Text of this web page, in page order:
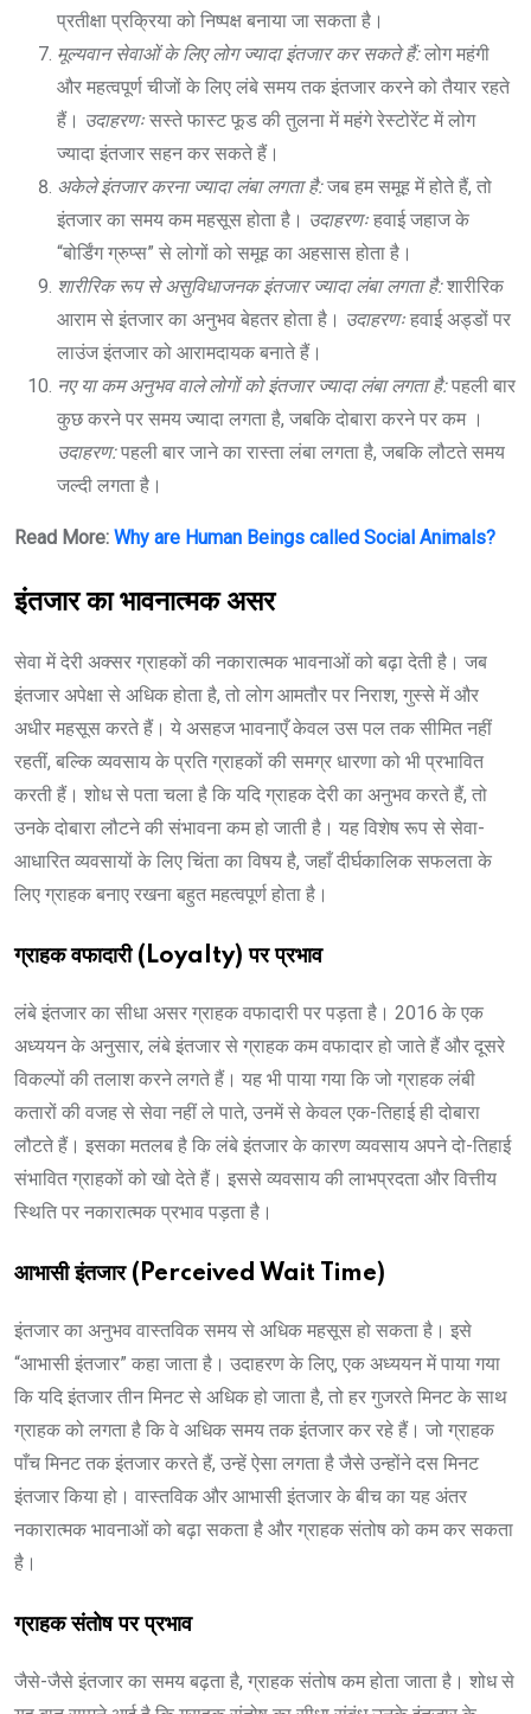
प्रतीक्षा प्रक्रिया को निष्पक्ष बनाया जा सकता है।
मूल्यवान सेवाओं के लिए लोग ज्यादा इंतजार कर सकते हैं:लोग महंगी
और महत्वपूर्ण चीजों के लिए लंबे समय तक इंतजार करने को तैयार रहते
हैं। उदाहरणः सस्ते फास्ट फूड की तुलना में महंगे रेस्टोरेंट में लोग
ज्यादा इंतजार सहन कर सकते हैं।
अकेले इंतजार करना ज्यादा लंबा लगता है:जब हम समूह में होते हैं, तो
इंतजार का समय कम महसूस होता है। उदाहरणः हवाई जहाज के
“बोर्डिंग ग्रुप्स” से लोगों को समूह का अहसास होता है।
शारीरिक रूप से असुविधाजनक इंतजार ज्यादा लंबा लगता है:शारीरिक
आराम से इंतजार का अनुभव बेहतर होता है। उदाहरणः हवाई अड्डों पर
लाउंज इंतजार को आरामदायक बनाते हैं।
नए या कम अनुभव वाले लोगों को इंतजार ज्यादा लंबा लगता है:पहली बार
कुछ करने पर समय ज्यादा लगता है, जबकि दोबारा करने पर कम ।
उदाहरण:पहली बार जाने का रास्ता लंबा लगता है, जबकि लौटते समय
जल्दी लगता है।
Read More: Why are Human Beings called Social Animals?
इंतजार का भावनात्मक असर
सेवा में देरी अक्सर ग्राहकों की नकारात्मक भावनाओं को बढ़ा देती है। जब
इंतजार अपेक्षा से अधिक होता है, तो लोग आमतौर पर निराश, गुस्से में और
अधीर महसूस करते हैं। ये असहज भावनाएँ केवल उस पल तक सीमित नहीं
रहतीं, बल्कि व्यवसाय के प्रति ग्राहकों की समग्र धारणा को भी प्रभावित
करती हैं। शोध से पता चला है कि यदि ग्राहक देरी का अनुभव करते हैं, तो
उनके दोबारा लौटने की संभावना कम हो जाती है। यह विशेष रूप से सेवा-
आधारित व्यवसायों के लिए चिंता का विषय है, जहाँ दीर्घकालिक सफलता के
लिए ग्राहक बनाए रखना बहुत महत्वपूर्ण होता है।
ग्राहक वफादारी (Loyalty) पर प्रभाव
लंबे इंतजार का सीधा असर ग्राहक वफादारी पर पड़ता है। 2016 के एक
अध्ययन के अनुसार, लंबे इंतजार से ग्राहक कम वफादार हो जाते हैं और दूसरे
विकल्पों की तलाश करने लगते हैं। यह भी पाया गया कि जो ग्राहक लंबी
कतारों की वजह से सेवा नहीं ले पाते, उनमें से केवल एक-तिहाई ही दोबारा
लौटते हैं। इसका मतलब है कि लंबे इंतजार के कारण व्यवसाय अपने दो-तिहाई
संभावित ग्राहकों को खो देते हैं। इससे व्यवसाय की लाभप्रदता और वित्तीय
स्थिति पर नकारात्मक प्रभाव पड़ता है।
आभासी इंतजार (Perceived Wait Time)
इंतजार का अनुभव वास्तविक समय से अधिक महसूस हो सकता है। इसे
“आभासी इंतजार” कहा जाता है। उदाहरण के लिए, एक अध्ययन में पाया गया
कि यदि इंतजार तीन मिनट से अधिक हो जाता है, तो हर गुजरते मिनट के साथ
ग्राहक को लगता है कि वे अधिक समय तक इंतजार कर रहे हैं। जो ग्राहक
पाँच मिनट तक इंतजार करते हैं, उन्हें ऐसा लगता है जैसे उन्होंने दस मिनट
इंतजार किया हो। वास्तविक और आभासी इंतजार के बीच का यह अंतर
नकारात्मक भावनाओं को बढ़ा सकता है और ग्राहक संतोष को कम कर सकता
है।
ग्राहक संतोष पर प्रभाव
जैसे-जैसे इंतजार का समय बढ़ता है, ग्राहक संतोष कम होता जाता है। शोध से